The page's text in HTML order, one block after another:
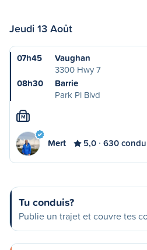
Jeudi 13 Août
07h45
Vaughan
3300 Hwy 7
08h30
Barrie
Park Pl Blvd
M
Mert 5,0 630
Tu conduis?
Publie un trajet et couvre tes